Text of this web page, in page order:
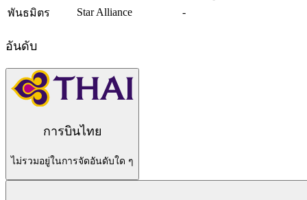
พันธมิตร
Star Alliance -
อันดับ
การบินไทย
ไม่รวมอยู่ในการจัดอันดับใด ๆ